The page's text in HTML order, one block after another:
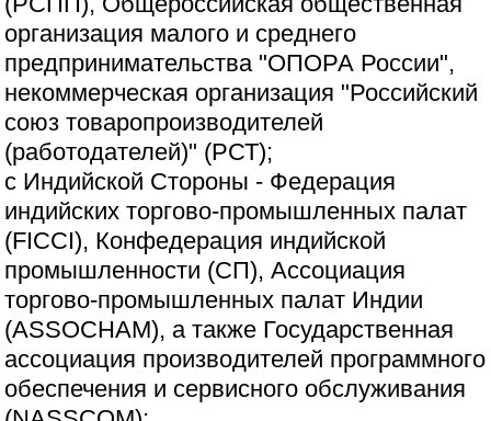
организация малого и среднего
предпринимательства "ОПОРА России",
некоммерческая организация "Российский
союз товаропроизводителей
(работодателей)" (РСТ);
с Индийской Стороны - Федерация
индийских торгово-промышленных палат
(FICCI), Конфедерация индийской
промышленности (СП), Ассоциация
торгово-промышленных палат Индии
(ASSOCHAM), а также Государственная
ассоциация производителей программного
обеспечения и сервисного обслуживания